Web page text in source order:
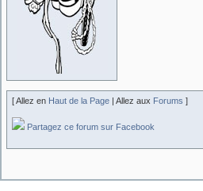
[ Allez en Haut de la Page | Allez aux Forums ]
Partagez ce forum sur Facebook